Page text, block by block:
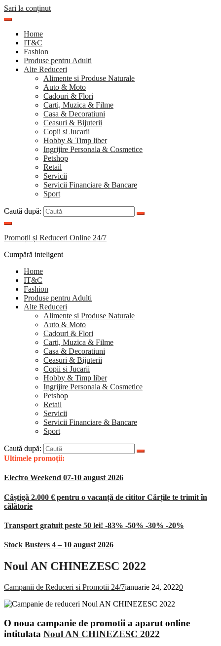
Sari la conținut
Home
IT&C
Fashion
Produse pentru Adulti
Alte Reduceri
Alimente si Produse Naturale
Auto & Moto
Cadouri & Flori
Carti, Muzica & Filme
Casa & Decoratiuni
Ceasuri & Bijuterii
Copii si Jucarii
Hobby & Timp liber
Ingrijire Personala & Cosmetice
Petshop
Retail
Servicii
Servicii Financiare & Bancare
Sport
Caută după:
Promoții și Reduceri Online 24/7
Cumpără inteligent
Home
IT&C
Fashion
Produse pentru Adulti
Alte Reduceri
Alimente si Produse Naturale
Auto & Moto
Cadouri & Flori
Carti, Muzica & Filme
Casa & Decoratiuni
Ceasuri & Bijuterii
Copii si Jucarii
Hobby & Timp liber
Ingrijire Personala & Cosmetice
Petshop
Retail
Servicii
Servicii Financiare & Bancare
Sport
Caută după:
Ultimele promoții:
Electro Weekend 07-10 august 2026
Câștigă 2.000 € pentru o vacanță de cititor Cărțile te trimit în
călătorie
Transport gratuit peste 50 lei! -83% -50% -30% -20%
Stock Busters 4 – 10 august 2026
Noul AN CHINEZESC 2022
Campanii de Reduceri si Promotii 24/7ianuarie 24, 20220
O noua campanie de promotii a aparut online
intitulata Noul AN CHINEZESC 2022